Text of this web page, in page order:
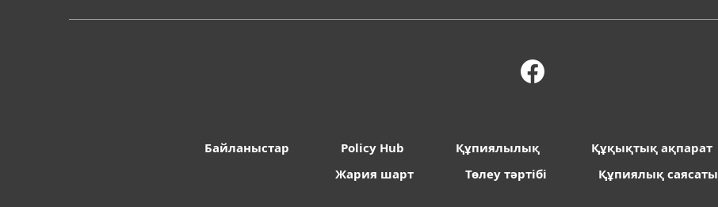
Байланыстар Policy Hub Құпиялылық Құқықтық ақпарат
Жария шарт
Төлеу тәртібі Құпиялық саясаты